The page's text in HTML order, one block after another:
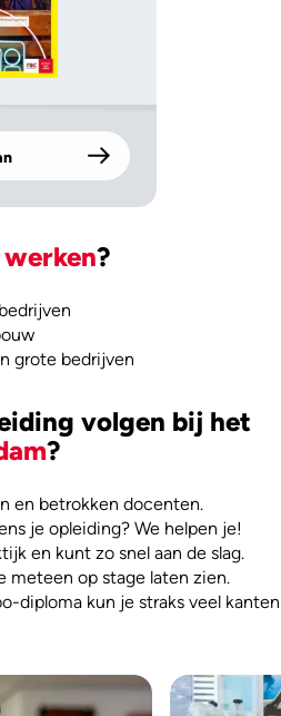
werken?
grote bedrijven
volgen bij het
?
en betrokken docenten.
je opleiding? We helpen je!
en kunt zo snel aan de slag.
meteen op stage laten zien.
diploma kun je straks veel kanten